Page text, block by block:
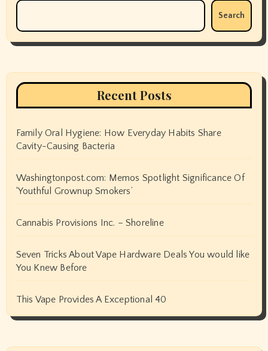
Search
Recent Posts
Family Oral Hygiene: How Everyday Habits Share
Cavity-Causing Bacteria
Washingtonpost.com: Memos Spotlight Significance Of
‘Youthful Grownup Smokers’
Cannabis Provisions Inc. – Shoreline
Seven Tricks About Vape Hardware Deals You would like
You Knew Before
This Vape Provides A Exceptional 40